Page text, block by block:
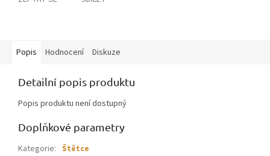
Popis Hodnocení Diskuze
Detailní popis produktu
Popis produktu není dostupný
Doplňkové parametry
Kategorie: Štětce